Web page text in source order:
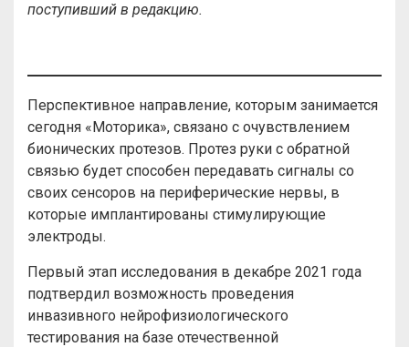
поступивший в редакцию.
Перспективное направление, которым занимается
сегодня «Моторика», связано с очувствлением
бионических протезов. Протез руки с обратной
связью будет способен передавать сигналы со
своих сенсоров на периферические нервы, в
которые имплантированы стимулирующие
электроды.
Первый этап исследования в декабре 2021 года
подтвердил возможность проведения
инвазивного нейрофизиологического
тестирования на базе отечественной